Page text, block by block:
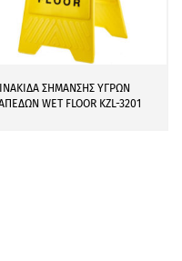
ΣΗΜΑΝΣΗΣ ΥΓΡΩΝ
WET FLOOR KZL-3201